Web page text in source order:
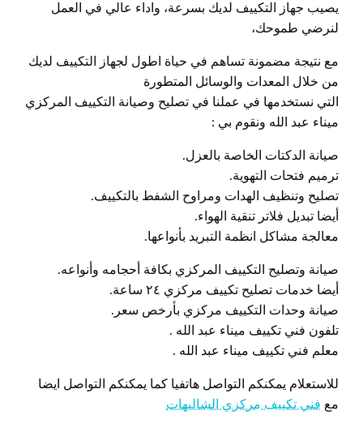
يصيب جهاز التكييف لديك بسرعة، واداء عالي في العمل
لنرضي طموحك،
مع نتيجة مضمونة تساهم في حياة اطول لجهاز التكييف لديك
من خلال المعدات والوسائل المتطورة
التي نستخدمها في عملنا في تصليح وصيانة التكييف المركزي
ميناء عبد الله ونقوم بي :
صيانة الدكتات الخاصة بالعزل.
ترميم فتحات التهوية.
تصليح وتنظيف الهدات ومراوح الشفط بالتكييف.
أيضا تبديل فلاتر تنقية الهواء.
معالجة مشاكل انظمة التبريد بأنواعها.
صيانة وتصليح التكييف المركزي بكافة أحجامه وأنواعه.
أيضا خدمات تصليح تكييف مركزي ٢٤ ساعة.
صيانة وحدات التكييف مركزي بأرخص سعر.
تلفون فني تكييف ميناء عبد الله .
معلم فني تكييف ميناء عبد الله .
للاستعلام يمكنكم التواصل هاتفيا كما يمكنكم التواصل ايضا
مع فني تكييف مركزي الشاليهات